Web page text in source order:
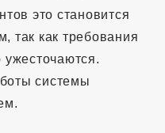
это становится
так как требования
ужесточаются.
системы